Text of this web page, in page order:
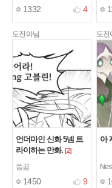
1332 4
도전아님
언더마인 신화 5넴 트
라이하는 만화. [2]
씅곰
1450 9
도전
아